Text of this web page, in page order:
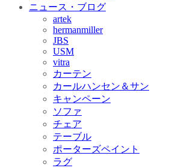
ニュース・ブログ
artek
hermanmiller
JBS
USM
vitra
カーテン
カールハンセン＆サン
キャンペーン
ソファ
チェア
テーブル
ポーターズペイント
ラグ